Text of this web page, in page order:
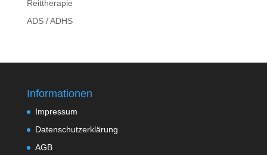
Reittherapie
ADS / ADHS
Informationen
Impressum
Datenschutzerklärung
AGB